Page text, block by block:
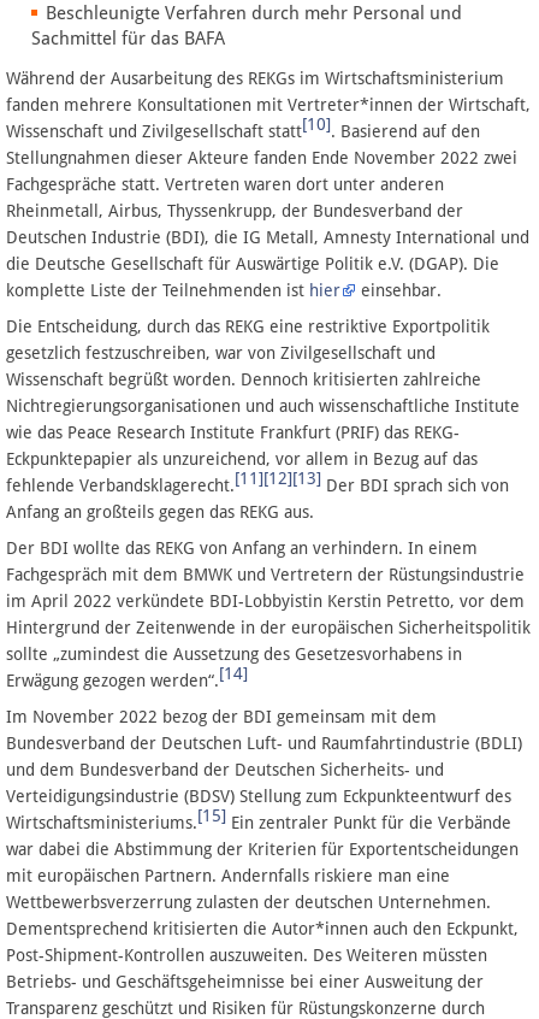
Beschleunigte Verfahren durch mehr Personal und
Sachmittel für das BAFA
Während der Ausarbeitung des REKGs im Wirtschaftsministerium
fanden mehrere Konsultationen mit Vertreter*innen der Wirtschaft,
Wissenschaft und Zivilgesellschaft statt[10]. Basierend auf den
Stellungnahmen dieser Akteure fanden Ende November 2022 zwei
Fachgespräche statt. Vertreten waren dort unter anderen
Rheinmetall, Airbus, Thyssenkrupp, der Bundesverband der
Deutschen Industrie (BDI), die IG Metall, Amnesty International und
die Deutsche Gesellschaft für Auswärtige Politik e.V. (DGAP). Die
komplette Liste der Teilnehmenden ist hier
einsehbar.
Die Entscheidung, durch das REKG eine restriktive Exportpolitik
gesetzlich festzuschreiben, war von Zivilgesellschaft und
Wissenschaft begrüßt worden. Dennoch kritisierten zahlreiche
Nichtregierungsorganisationen und auch wissenschaftliche Institute
wie das Peace Research Institute Frankfurt (PRIF) das REKG-
Eckpunktepapier als unzureichend, vor allem in Bezug auf das
fehlende Verbandsklagerecht.[11][12][13] Der BDI sprach sich von
Anfang an großteils gegen das REKG aus.
Der BDI wollte das REKG von Anfang an verhindern. In einem
Fachgespräch mit dem BMWK und Vertretern der Rüstungsindustrie
im April 2022 verkündete BDI-Lobbyistin Kerstin Petretto, vor dem
Hintergrund der Zeitenwende in der europäischen Sicherheitspolitik
sollte „zumindest die Aussetzung des Gesetzesvorhabens in
Erwägung gezogen werden“.[14]
Im November 2022 bezog der BDI gemeinsam mit dem
Bundesverband der Deutschen Luft- und Raumfahrtindustrie (BDLI)
und dem Bundesverband der Deutschen Sicherheits- und
Verteidigungsindustrie (BDSV) Stellung zum Eckpunkteentwurf des
Wirtschaftsministeriums.[15] Ein zentraler Punkt für die Verbände
war dabei die Abstimmung der Kriterien für Exportentscheidungen
mit europäischen Partnern. Andernfalls riskiere man eine
Wettbewerbsverzerrung zulasten der deutschen Unternehmen.
Dementsprechend kritisierten die Autor*innen auch den Eckpunkt,
Post-Shipment-Kontrollen auszuweiten. Des Weiteren müssten
Betriebs- und Geschäftsgeheimnisse bei einer Ausweitung der
Transparenz geschützt und Risiken für Rüstungskonzerne durch